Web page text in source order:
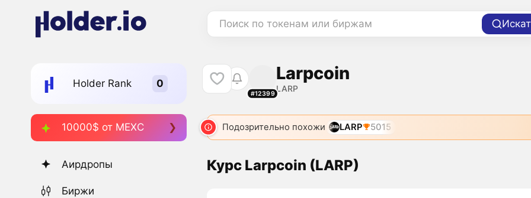
Поиск по токенам или биржам
Holder Rank
10000$ от MEXC
Аирдропы
Биржи
#12399
Larpcoin
LARP
Подозрительно похожи LARP 5015
Курс Larpcoin (LARP)